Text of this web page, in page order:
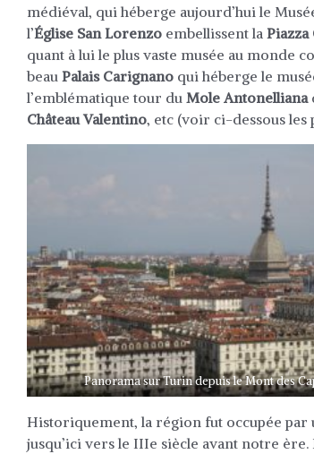
médiéval, qui héberge aujourd’hui le
l’Église San Lorenzo embellissent la Piazza
quant à lui le plus vaste musée au monde
beau Palais Carignano qui héberge le
l’emblématique tour du Mole Antonelliana
Château Valentino, etc (voir ci-dessous
Panorama sur Turin depuis le Mont des
Historiquement, la région fut occupée par
jusqu’ici vers le IIIe siècle avant notre